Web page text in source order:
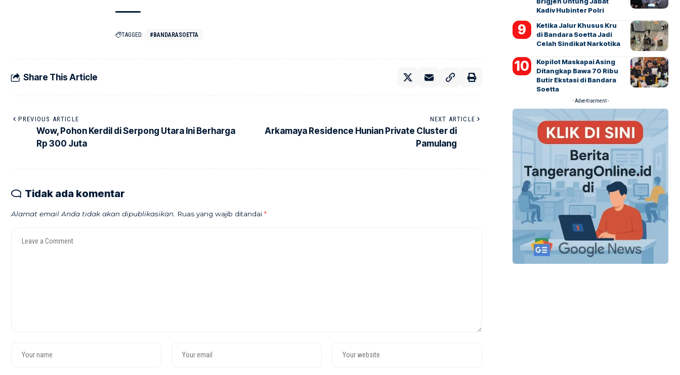
TAGGED: #BANDARASOETTA
Share This Article
PREVIOUS ARTICLE
Wow, Pohon Kerdil di Serpong Utara Ini Berharga
Rp 300 Juta
NEXT ARTICLE
Arkamaya Residence Hunian Private Cluster di
Pamulang
Tidak ada komentar
Alamat email Anda tidak akan dipublikasikan. Ruas yang wajib ditandai *
Kadiv Hubinter Polri
Ketika Jalur Khusus Kru
di Bandara Soetta Jadi
Celah Sindikat Narkotika
Kopilot Maskapai Asing
Ditangkap Bawa 70 Ribu
Butir Ekstasi di Bandara
Soetta
- Advertisement -